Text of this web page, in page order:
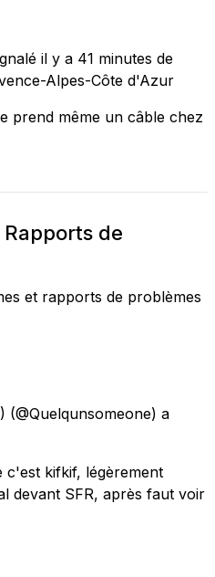
il y a 41 minutes de
Alpes-Côte d'Azur
prend même un câble chez
de
et rapports de problèmes
(@Quelqunsomeone) a
c'est kifkif, légèrement
devant SFR, après faut voir